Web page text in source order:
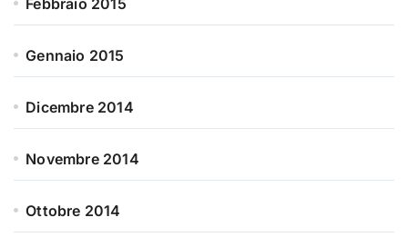
Febbraio 2015
Gennaio 2015
Dicembre 2014
Novembre 2014
Ottobre 2014